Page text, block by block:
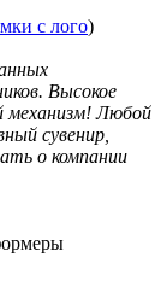
с лого)
Высокое
механизм! Любой
сувенир,
о компании